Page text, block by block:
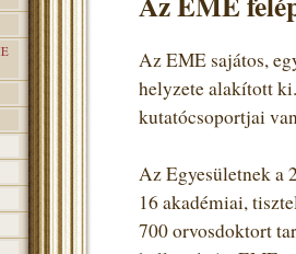
Az EME sajátos,
helyzete alakított
kutatócsoportjai
Az Egyesületnek a
16 akadémiai,
700 orvosdoktort